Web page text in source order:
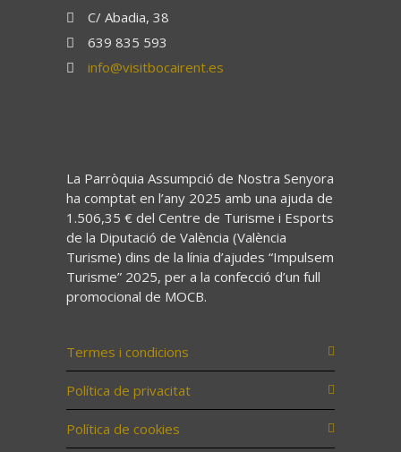
C/ Abadia, 38
639 835 593
info@visitbocairent.es
La Parròquia Assumpció de Nostra Senyora
ha comptat en l’any 2025 amb una ajuda de
1.506,35 € del Centre de Turisme i Esports
de la Diputació de València (València
Turisme) dins de la línia d’ajudes “Impulsem
Turisme” 2025, per a la confecció d’un full
promocional de MOCB.
Termes i condicions
Política de privacitat
Política de cookies